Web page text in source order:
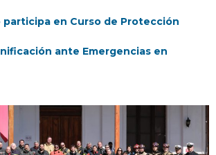
participa en Curso de Protección
ante Emergencias en